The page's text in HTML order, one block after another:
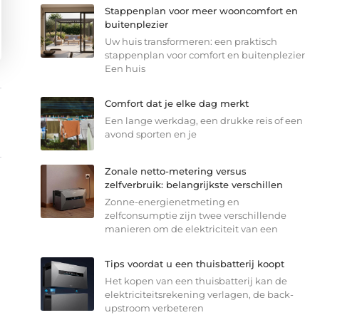
Stappenplan voor meer wooncomfort en
buitenplezier
Uw huis transformeren: een praktisch
stappenplan voor comfort en buitenplezier
Een huis
Comfort dat je elke dag merkt
Een lange werkdag, een drukke reis of een
avond sporten en je
Zonale netto-metering versus
zelfverbruik: belangrijkste verschillen
Zonne-energienetmeting en
zelfconsumptie zijn twee verschillende
manieren om de elektriciteit van een
Tips voordat u een thuisbatterij koopt
Het kopen van een thuisbatterij kan de
elektriciteitsrekening verlagen, de back-
upstroom verbeteren